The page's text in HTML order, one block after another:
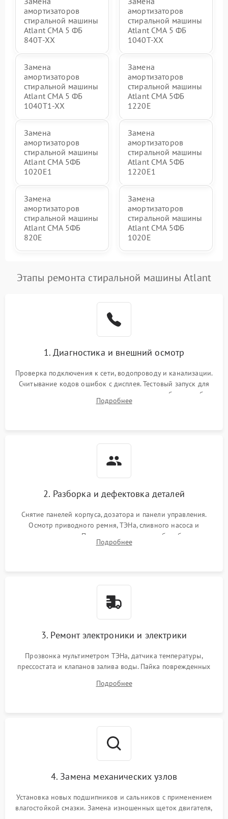
амортизаторов
стиральной машины
Atlant СМА 5 ФБ
840Т-ХХ
амортизаторов
стиральной машины
Atlant СМА 5 ФБ
1040Т-ХХ
Замена
амортизаторов
стиральной машины
Atlant СМА 5 ФБ
1040Т1-ХХ
Замена
амортизаторов
стиральной машины
Atlant СМА 5ФБ
1220Е
Замена
амортизаторов
стиральной машины
Atlant СМА 5ФБ
1020Е1
Замена
амортизаторов
стиральной машины
Atlant СМА 5ФБ
1220Е1
Замена
амортизаторов
стиральной машины
Atlant СМА 5ФБ
820Е
Замена
амортизаторов
стиральной машины
Atlant СМА 5ФБ
1020Е
Этапы ремонта стиральной машины Atlant
1. Диагностика и внешний осмотр
Проверка подключения к сети, водопроводу и канализации.
Считывание кодов ошибок с дисплея. Тестовый запуск для
выявления посторонних шумов, протечек или сбоев в работе
электронного модуля управления.
Подробнее
2. Разборка и дефектовка деталей
Снятие панелей корпуса, дозатора и панели управления.
Осмотр приводного ремня, ТЭНа, сливного насоса и
амортизаторов. Проверка подшипников барабана и
крестовины на износ, а манжеты люка на разрывы.
Подробнее
3. Ремонт электроники и электрики
Прозвонка мультиметром ТЭНа, датчика температуры,
прессостата и клапанов залива воды. Пайка поврежденных
Восстановление целостности проводки и контактов.
Подробнее
4. Замена механических узлов
Установка новых подшипников и сальников с применением
влагостойкой смазки. Замена изношенных щеток двигателя,